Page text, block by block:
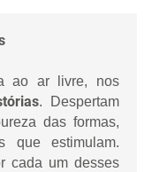
ao ar livre, nos
. Despertam
das formas,
que estimulam.
cada um desses